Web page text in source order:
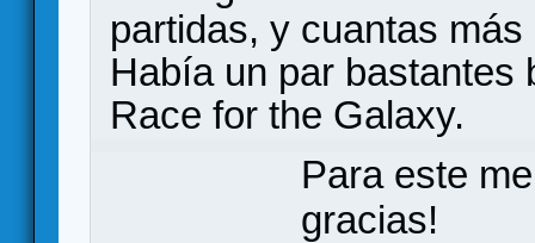
partidas, y cuantas
Había un par bastantes
Race for the Galaxy.
Para este
gracias!